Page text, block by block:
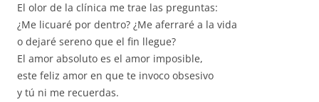
El olor de la clínica me trae las preguntas:
¿Me licuaré por dentro? ¿Me aferraré a la vida
o dejaré sereno que el fin llegue?
El amor absoluto es el amor imposible,
este feliz amor en que te invoco obsesivo
y tú ni me recuerdas.